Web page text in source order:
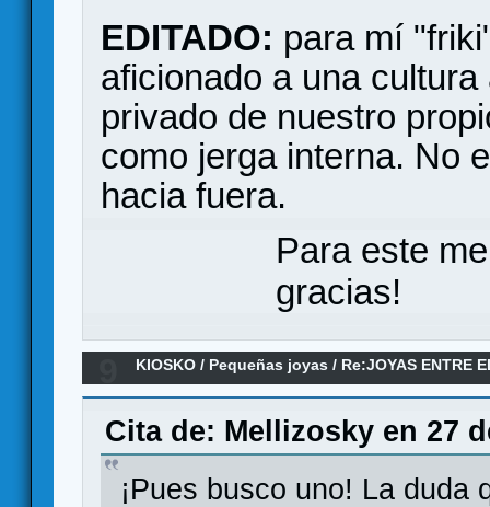
EDITADO: para mí
aficionado a una
privado de nuestro
como jerga interna. No
hacia fuera.
Para este
gracias!
KIOSKO / Pequeñas joyas / Re:JOYAS ENTRE
Cita de: Mellizosky en 27
¡Pues busco uno! La duda